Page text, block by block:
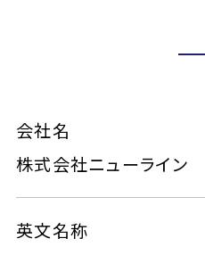
会社名
株式会社ニューライン
英文名称